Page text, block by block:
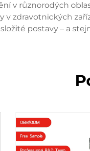
v různorodých
v zdravotnických
složité postavy – a